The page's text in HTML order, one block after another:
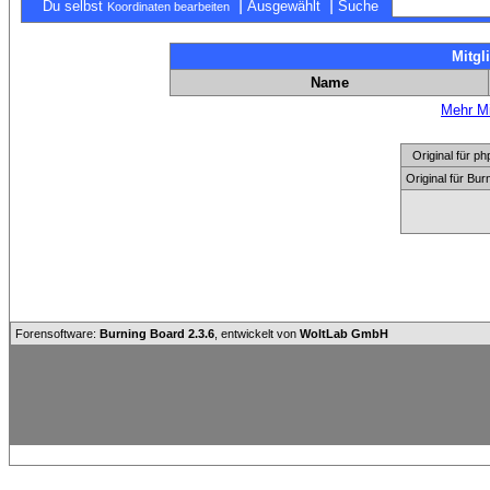
Du selbst Koordinaten bearbeiten Ausgewählt Suche
Name
Mehr
Original für
Original für
Forensoftware: Burning Board 2.3.6 , entwickelt von WoltLab GmbH